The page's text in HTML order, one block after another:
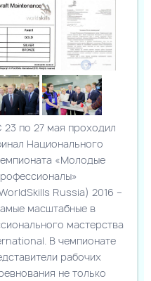
23 по 27 мая проходил
Национального
«Молодые
Russia) 2016 –
масштабные в
мастерства
В чемпионате
рабочих
не только